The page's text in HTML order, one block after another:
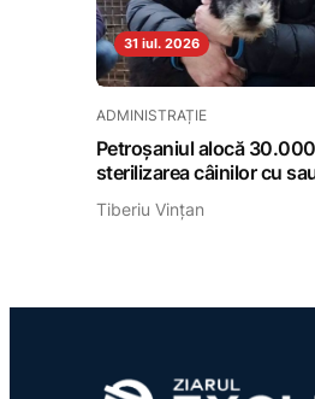
31 iul. 2026
ADMINISTRAȚIE
Petroșaniul alocă
sterilizarea câinilor cu
Tiberiu Vințan